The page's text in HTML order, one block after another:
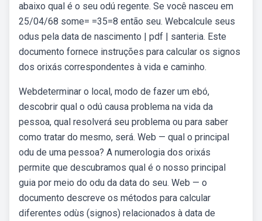
abaixo qual é o seu odú regente. Se você nasceu em
25/04/68 some= =35=8 então seu. Webcalcule seus
odus pela data de nascimento | pdf | santeria. Este
documento fornece instruções para calcular os signos
dos orixás correspondentes à vida e caminho.
Webdeterminar o local, modo de fazer um ebó,
descobrir qual o odú causa problema na vida da
pessoa, qual resolverá seu problema ou para saber
como tratar do mesmo, será. Web — qual o principal
odu de uma pessoa? A numerologia dos orixás
permite que descubramos qual é o nosso principal
guia por meio do odu da data do seu. Web — o
documento descreve os métodos para calcular
diferentes odùs (signos) relacionados à data de